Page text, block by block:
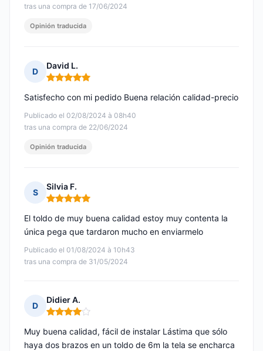
tras una compra de 17/06/2024
Opinión traducida
D
David L.
Nota: 5 de 5
Publicado el 02/08/2024 à 08h40
tras una compra de 22/06/2024
Satisfecho con mi pedido Buena relación calidad-precio
Opinión traducida
S
Silvia F.
Nota: 5 de 5
Publicado el 01/08/2024 à 10h43
tras una compra de 31/05/2024
El toldo de muy buena calidad estoy muy contenta la
única pega que tardaron mucho en enviarmelo
D
Didier A.
Nota: 4 de 5
Muy buena calidad, fácil de instalar Lástima que sólo
haya dos brazos en un toldo de 6m la tela se encharca